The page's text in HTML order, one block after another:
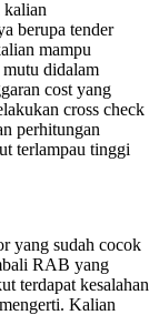
kalian
berupa tender
mampu
mutu didalam
cost yang
cross check
perhitungan
terlampau tinggi
yang sudah cocok
RAB yang
terdapat kesalahan
Kalian